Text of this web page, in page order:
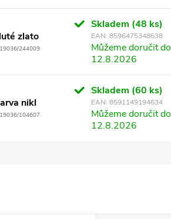
zlato
244009
Skladem (48 ks)
EAN: 8596475348638
Můžeme doručit do
12.8.2026
nikl
104607
Skladem (60 ks)
EAN: 8591149194634
Můžeme doručit do
12.8.2026